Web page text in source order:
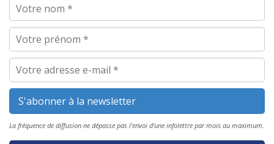
La fréquence de diffusion ne dépasse pas l'envoi d'une infolettre par mois au maximum.